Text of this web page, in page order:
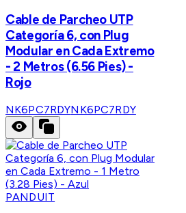
Cable de Parcheo UTP
Categoría 6, con Plug
Modular en Cada Extremo
- 2 Metros (6.56 Pies) -
Rojo
NK6PC7RDYNK6PC7RDY
PANDUIT